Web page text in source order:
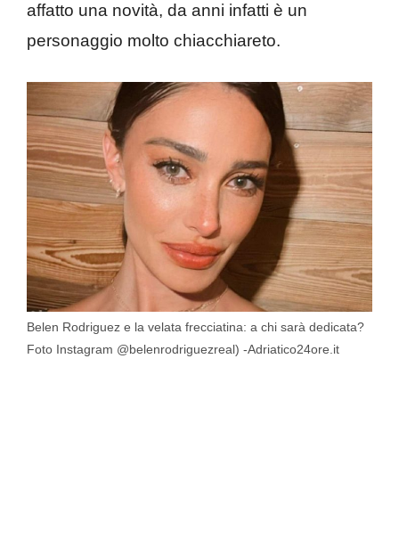
affatto una novità, da anni infatti è un
personaggio molto chiacchiareto.
Belen Rodriguez e la velata frecciatina: a chi sarà dedicata?
Foto Instagram @belenrodriguezreal) -Adriatico24ore.it